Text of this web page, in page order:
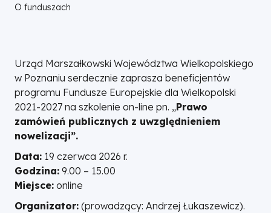
O funduszach
Urząd Marszałkowski Województwa Wielkopolskiego
w Poznaniu serdecznie zaprasza beneficjentów
programu Fundusze Europejskie dla Wielkopolski
2021-2027 na szkolenie on-line pn. „Prawo
zamówień publicznych z uwzględnieniem
nowelizacji”.
Data: 19 czerwca 2026 r.
Godzina: 9.00 – 15.00
Miejsce: online
Organizator: (prowadzący: Andrzej Łukaszewicz).